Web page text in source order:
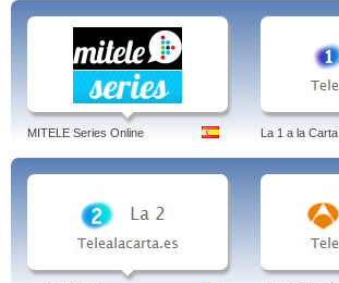
MITELE Series Online La 1 a la Carta